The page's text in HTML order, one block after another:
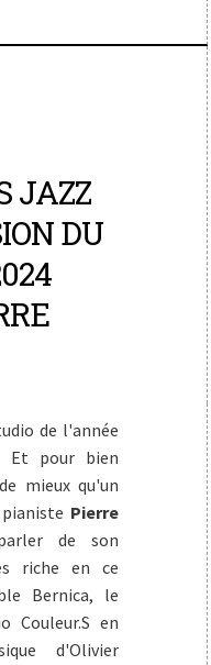
JAZZ
DU
de l'année
Et pour bien
mieux qu'un
Pierre
de son
riche en ce
Bernica, le
en
d'Olivier